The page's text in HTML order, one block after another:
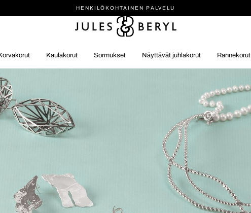
HENKILÖ­KOHTAINEN PALVELU
Kaulakorut Sormukset Näyttävät juhlakorut Rannekorut